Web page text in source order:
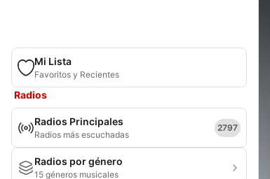
Mi Lista
Favoritos y Recientes
Radios
Radios Principales
Radios más escuchadas
2797
Radios por género
15 géneros musicales